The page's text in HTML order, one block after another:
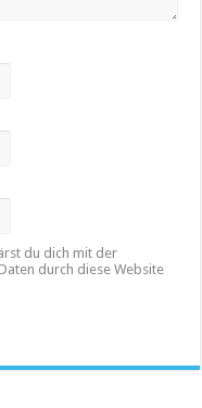
du dich mit der
durch diese Website